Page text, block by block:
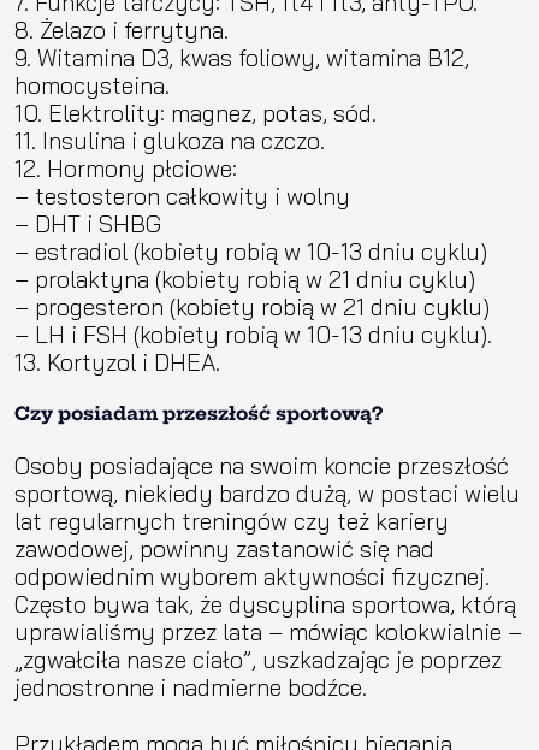
Żelazo i ferrytyna.
Witamina D3, kwas foliowy, witamina B12,
homocysteina.
Elektrolity: magnez, potas, sód.
Insulina i glukoza na czczo.
Hormony płciowe:
– testosteron całkowity i wolny
– DHT i SHBG
– estradiol (kobiety robią w 10-13 dniu cyklu)
– prolaktyna (kobiety robią w 21 dniu cyklu)
– progesteron (kobiety robią w 21 dniu cyklu)
– LH i FSH (kobiety robią w 10-13 dniu cyklu).
Kortyzol i DHEA.
Czy posiadam przeszłość sportową?
Osoby posiadające na swoim koncie przeszłość
sportową, niekiedy bardzo dużą, w postaci wielu
lat regularnych treningów czy też kariery
zawodowej, powinny zastanowić się nad
odpowiednim wyborem aktywności fizycznej.
Często bywa tak, że dyscyplina sportowa, którą
uprawialiśmy przez lata – mówiąc kolokwialnie –
„zgwałciła nasze ciało”, uszkadzając je poprzez
jednostronne i nadmierne bodźce.
Przykładem mogą być miłośnicy biegania